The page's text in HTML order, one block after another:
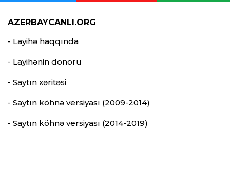
AZERBAYCANLI.ORG
- Layihə haqqında
- Layihənin donoru
- Saytın xəritəsi
- Saytın köhnə versiyası (2009-2014)
- Saytın köhnə versiyası (2014-2019)